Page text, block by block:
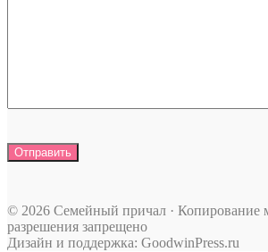
© 2026 Семейный причал · Копирование
разрешения запрещено
Дизайн и поддержка: GoodwinPress.ru